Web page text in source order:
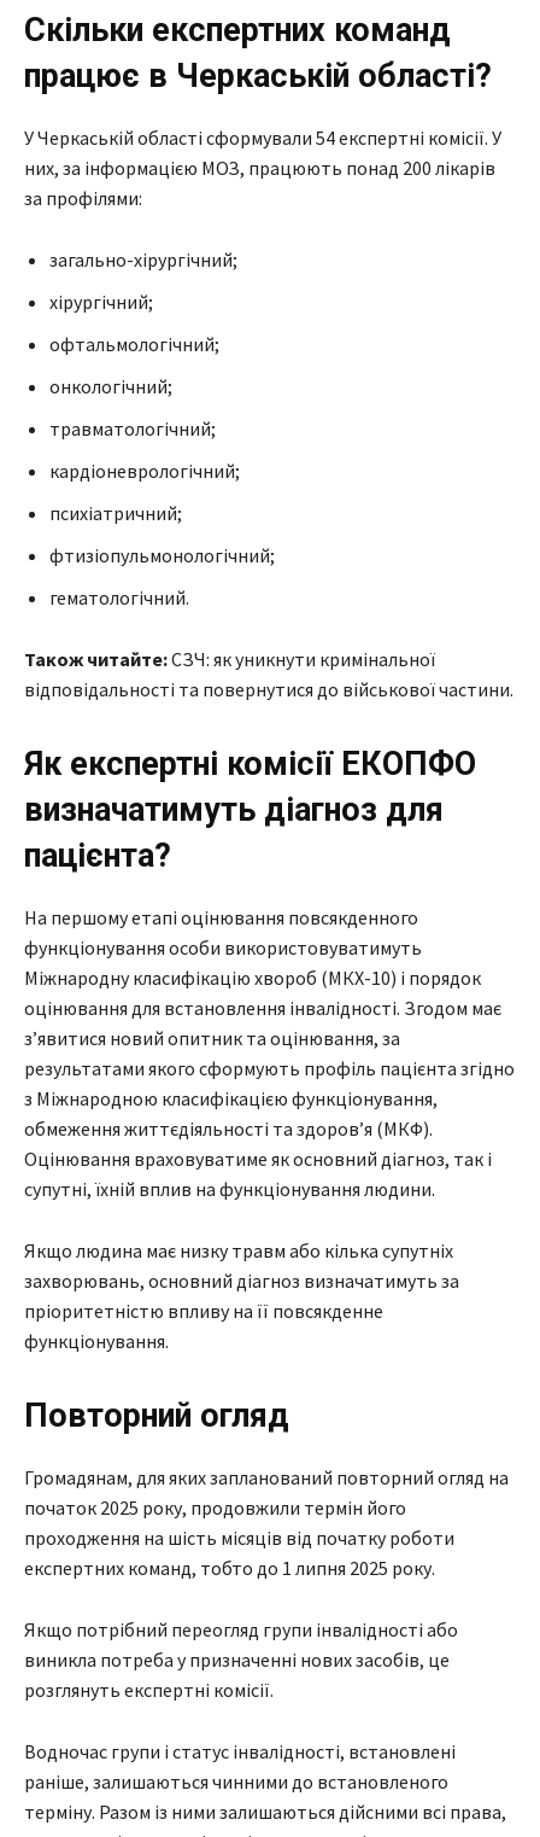
Скільки експертних команд
працює в Черкаській області?
У Черкаській області сформували 54 експертні комісії. У
них, за інформацією МОЗ, працюють понад 200 лікарів
за профілями:
загально-хірургічний;
хірургічний;
офтальмологічний;
онкологічний;
травматологічний;
кардіоневрологічний;
психіатричний;
фтизіопульмонологічний;
гематологічний.
Також читайте:СЗЧ: як уникнути кримінальної
відповідальності та повернутися до військової частини.
Як експертні комісії ЕКОПФО
визначатимуть діагноз для
пацієнта?
На першому етапі оцінювання повсякденного
функціонування особи використовуватимуть
Міжнародну класифікацію хвороб (МКХ-10) і порядок
оцінювання для встановлення інвалідності. Згодом має
з’явитися новий опитник та оцінювання, за
результатами якого сформують профіль пацієнта згідно
з Міжнародною класифікацією функціонування,
обмеження життєдіяльності та здоров’я (МКФ).
Оцінювання враховуватиме як основний діагноз, так і
супутні, їхній вплив на функціонування людини.
Якщо людина має низку травм або кілька супутніх
захворювань, основний діагноз визначатимуть за
пріоритетністю впливу на її повсякденне
функціонування.
Повторний огляд
Громадянам, для яких запланований повторний огляд на
початок 2025 року, продовжили термін його
проходження на шість місяців від початку роботи
експертних команд, тобто до 1 липня 2025 року.
Якщо потрібний переогляд групи інвалідності або
виникла потреба у призначенні нових засобів, це
розглянуть експертні комісії.
Водночас групи і статус інвалідності, встановлені
раніше, залишаються чинними до встановленого
терміну. Разом із ними залишаються дійсними всі права,